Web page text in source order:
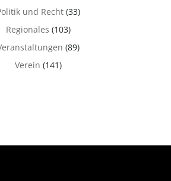
und Recht(33)
Regionales (103)
(89)
Verein (141)